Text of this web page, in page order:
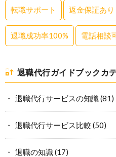
転職サポート 返金保証あり
退職成功率100% 電話相談
退職代行ガイドブックカ
退職代行サービスの知識(81)
退職代行サービス比較 (50)
退職の知識(17)